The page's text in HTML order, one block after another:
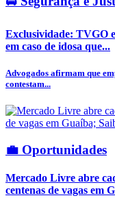
Exclusividade: TVGO
em caso de idosa que...
Advogados afirmam que
contestam...
💼 Oportunidades
Mercado Livre abre
centenas de vagas em